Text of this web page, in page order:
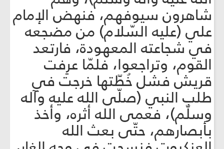
شاهرون سيوفهم، فنهض الإمام
علي (عليه السّلام) من مضجعه
في شجاعته المعهودة، فارتعد
القوم، وتراجعوا، فلمّا عرِفت
قريش فشل خُطّتها خرجت في
طلب النبي (صلّى الله عليه وآله
وسلّم)، فعمى الله أثره، وأخذ
بأبصارهم، حتّى بعث الله